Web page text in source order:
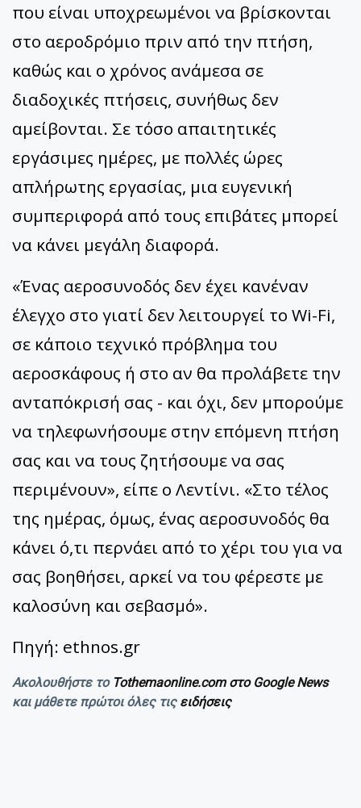
που είναι υποχρεωμένοι να βρίσκονται
στο αεροδρόμιο πριν από την πτήση,
καθώς και ο χρόνος ανάμεσα σε
διαδοχικές πτήσεις, συνήθως δεν
αμείβονται. Σε τόσο απαιτητικές
εργάσιμες ημέρες, με πολλές ώρες
απλήρωτης εργασίας, μια ευγενική
συμπεριφορά από τους επιβάτες μπορεί
να κάνει μεγάλη διαφορά.
«Ένας αεροσυνοδός δεν έχει κανέναν
έλεγχο στο γιατί δεν λειτουργεί το Wi-Fi,
σε κάποιο τεχνικό πρόβλημα του
αεροσκάφους ή στο αν θα προλάβετε την
ανταπόκρισή σας - και όχι, δεν μπορούμε
να τηλεφωνήσουμε στην επόμενη πτήση
σας και να τους ζητήσουμε να σας
περιμένουν», είπε ο Λεντίνι. «Στο τέλος
της ημέρας, όμως, ένας αεροσυνοδός θα
κάνει ό,τι περνάει από το χέρι του για να
σας βοηθήσει, αρκεί να του φέρεστε με
καλοσύνη και σεβασμό».
Πηγή: ethnos.gr
Ακολουθήστε το Tothemaonline.com στο Google News
και μάθετε πρώτοι όλες τις ειδήσεις